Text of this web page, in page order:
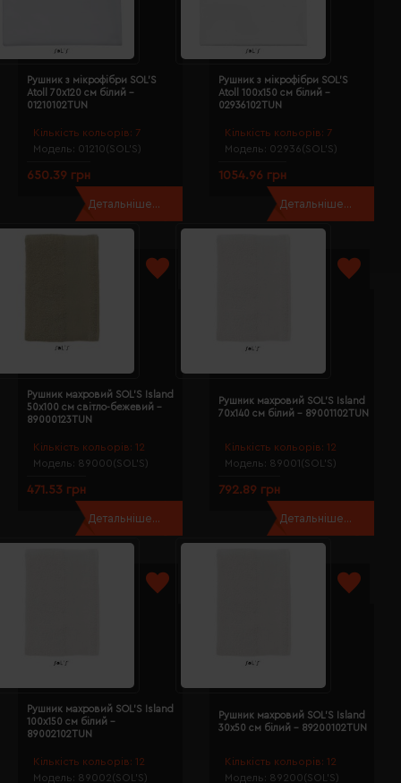
Кількість кольорів: 7
Модель: 01210(SOL’S)
Рушник з мікрофібри SOL'S
Atoll 70х120 см білий -
01210102TUN
650.39 грн
Детальніше...
Кількість кольорів: 7
Модель: 02936(SOL’S)
Рушник з мікрофібри SOL'S
Atoll 100х150 см білий -
02936102TUN
1054.96 грн
Детальніше...
Кількість кольорів: 12
Модель: 89000(SOL’S)
Рушник махровий SOL'S Island
50х100 см світло-бежевий -
89000123TUN
471.53 грн
Детальніше...
Кількість кольорів: 12
Модель: 89001(SOL’S)
Рушник махровий SOL'S Island
70х140 см білий - 89001102TUN
792.89 грн
Детальніше...
Кількість кольорів: 12
Модель: 89002(SOL’S)
Рушник махровий SOL'S Island
100х150 см білий -
89002102TUN
Кількість кольорів: 12
Модель: 89200(SOL’S)
Рушник махровий SOL'S Island
30х50 см білий - 89200102TUN